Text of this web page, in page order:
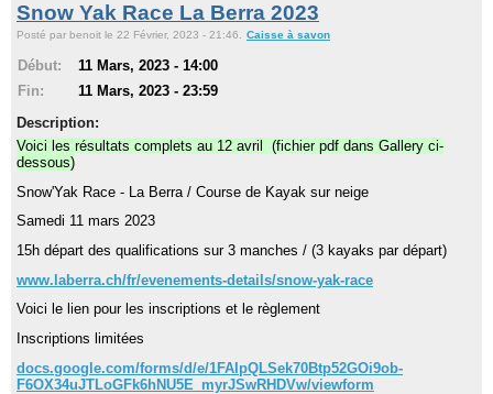
Nom d'utilisateur:
Mot de passe:
Demander un nouveau mot de passe
Snow Yak Race La Berra 2023
Posté par benoit le 22 Février, 2023 - 21:46. Caisse à savon
Début:
11 Mars, 2023 - 14:00
Fin:
11 Mars, 2023 - 23:59
Description:
Voici les résultats complets au 12 avril (fichier pdf dans Gallery ci-
dessous)
Snow'Yak Race - La Berra / Course de Kayak sur neige
Samedi 11 mars 2023
15h départ des qualifications sur 3 manches / (3 kayaks par départ)
www.laberra.ch/fr/evenements-details/snow-yak-race
Voici le lien pour les inscriptions et le règlement
Inscriptions limitées
docs.google.com/forms/d/e/1FAIpQLSek70Btp52GOi9ob-
F6OX34uJTLoGFk6hNU5E_myrJSwRHDVw/viewform